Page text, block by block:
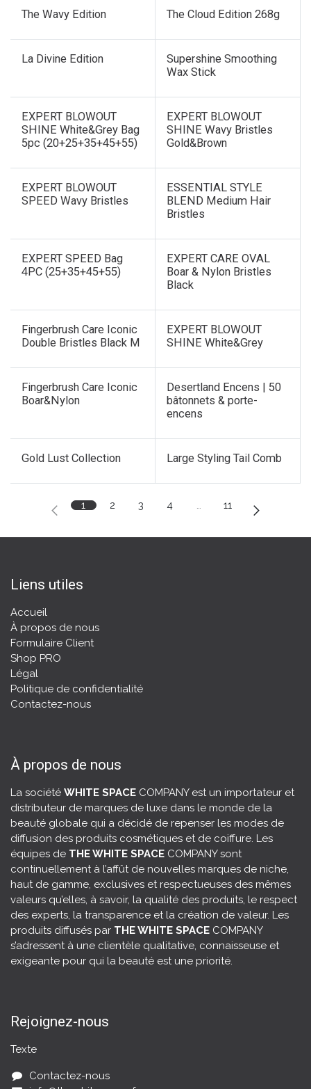
The Wavy Edition The Cloud Edition 268g
Nouveau !
La Divine Edition
Supershine Smoothing
Wax Stick
Nouveau !
EXPERT BLOWOUT
SHINE White&Grey Bag
5pc (20+25+35+45+55)
Nouveau !
EXPERT BLOWOUT
SHINE Wavy Bristles
Gold&Brown
Nouveau !
EXPERT BLOWOUT
SPEED Wavy Bristles
Nouveau !
ESSENTIAL STYLE
BLEND Medium Hair
Bristles
Nouveau !
EXPERT SPEED Bag
4PC (25+35+45+55)
Nouveau !
EXPERT CARE OVAL
Boar & Nylon Bristles
Black
Nouveau !
Fingerbrush Care Iconic
Double Bristles Black M
Nouveau !
EXPERT BLOWOUT
SHINE White&Grey
Nouveau !
Fingerbrush Care Iconic
Boar&Nylon
Ventes
Desertland Encens | 50
bâtonnets & porte-
encens
Gold Lust Collection Large Styling Tail Comb
1 2 3 4 … 11
Liens utiles
Accueil
À propos de nous
Formulaire Client
Shop PRO
Légal
Politique de confidentialité
Contactez-nous
À propos de nous
La société WHITE SPACE COMPANY est un importateur et
distributeur de marques de luxe dans le monde de la
beauté globale qui a décidé de repenser les modes de
diffusion des produits cosmétiques et de coiffure. Les
équipes de THE WHITE SPACE COMPANY sont
continuellement à l’affût de nouvelles marques de niche,
haut de gamme, exclusives et respectueuses des mêmes
valeurs qu’elles, à savoir, la qualité des produits, le respect
des experts, la transparence et la création de valeur. Les
produits diffusés par THE WHITE SPACE COMPANY
s’adressent à une clientèle qualitative, connaisseuse et
exigeante pour qui la beauté est une priorité.
Rejoignez-nous
Texte
Contactez-nous